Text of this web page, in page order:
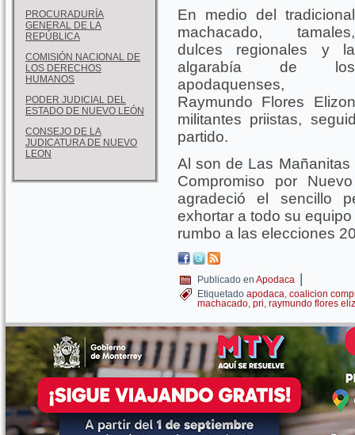
PROCURADURÍA
GENERAL DE LA
REPÚBLICA
COMISIÓN NACIONAL DE
LOS DERECHOS
HUMANOS
PODER JUDICIAL DEL
ESTADO DE NUEVO LEÓN
CONSEJO DE LA
JUDICATURA DE NUEVO
LEON
En medio del tradicional
machacado, tamales,
dulces regionales y la
algarabía de los
apodaquenses,
Raymundo Flores
militantes priistas,
partido.
Al son de Las
Compromiso por
agradeció el sencillo
exhortar a todo su
rumbo a las elecciones
Publicado en Apodaca |
Etiquetado apodaca, coalicion
machacado, pri, raymundo flores